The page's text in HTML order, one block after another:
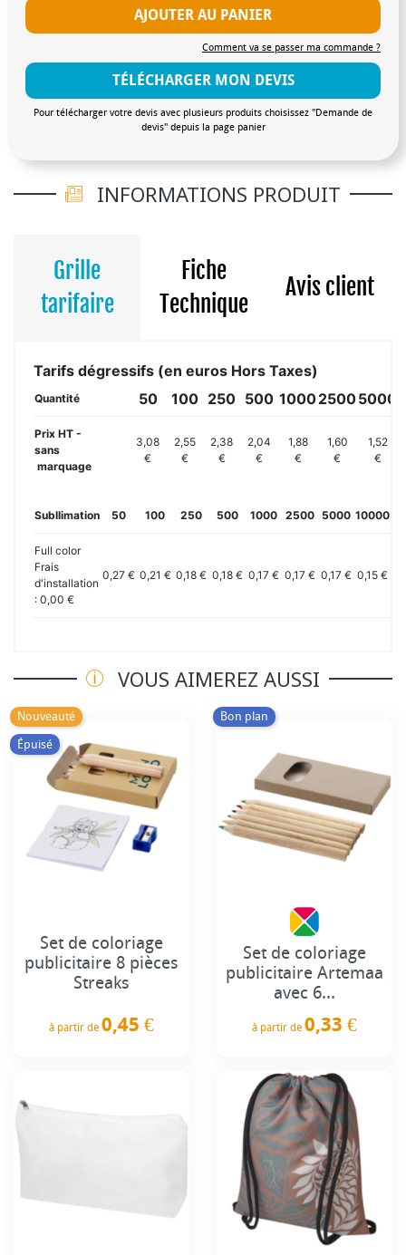
AJOUTER AU PANIER
Comment va se passer ma commande ?
TÉLÉCHARGER MON DEVIS
Pour télécharger votre devis avec plusieurs produits choisissez "Demande de
devis" depuis la page panier
INFORMATIONS PRODUIT
Grille
tarifaire
Fiche
Technique
Avis client
Tarifs dégressifs (en euros Hors Taxes)
Quantité 50 100 250 500 100025005000
Prix HT -
sans
marquage
3,08
€
2,55
€
2,38
€
2,04
€
1,88
€
1,60
€
1,52
€
Subllimation 50 100 250 500 1000 2500 5000 10000
Full color
Frais
d'installation
: 0,00 €
0,27 € 0,21 € 0,18 € 0,18 € 0,17 € 0,17 € 0,17 € 0,15 €
VOUS AIMEREZ AUSSI
Nouveauté
Épuisé
Set de coloriage
publicitaire 8 pièces
Streaks
à partir de 0,45 €
Bon plan
Set de coloriage
publicitaire Artemaa
avec 6...
à partir de 0,33 €